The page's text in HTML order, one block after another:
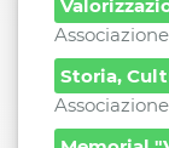
Storia,